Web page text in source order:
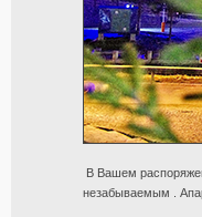
В Вашем
незабываемым .